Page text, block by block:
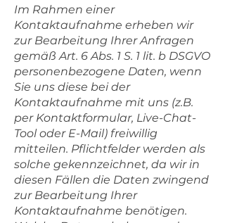
Im Rahmen einer
Kontaktaufnahme erheben wir
zur Bearbeitung Ihrer Anfragen
gemäß Art. 6 Abs. 1 S. 1 lit. b DSGVO
personenbezogene Daten, wenn
Sie uns diese bei der
Kontaktaufnahme mit uns (z.B.
per Kontaktformular, Live-Chat-
Tool oder E-Mail) freiwillig
mitteilen. Pflichtfelder werden als
solche gekennzeichnet, da wir in
diesen Fällen die Daten zwingend
zur Bearbeitung Ihrer
Kontaktaufnahme benötigen.